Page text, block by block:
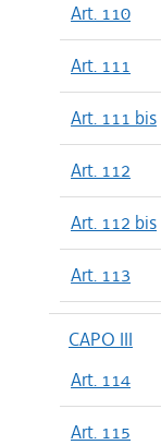
Art. 110
Art. 111
Art. 111 bis
Art. 112
Art. 112 bis
Art. 113
CAPO III
Art. 114
Art. 115